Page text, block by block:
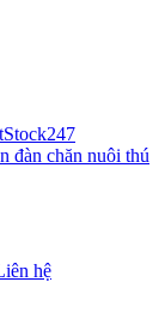
hệ
247
đàn chăn nuôi thú